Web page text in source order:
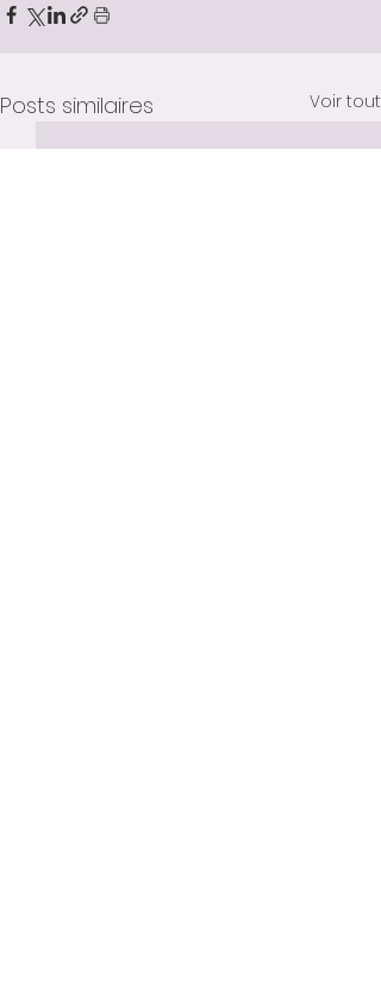
Posts similaires Voir tout